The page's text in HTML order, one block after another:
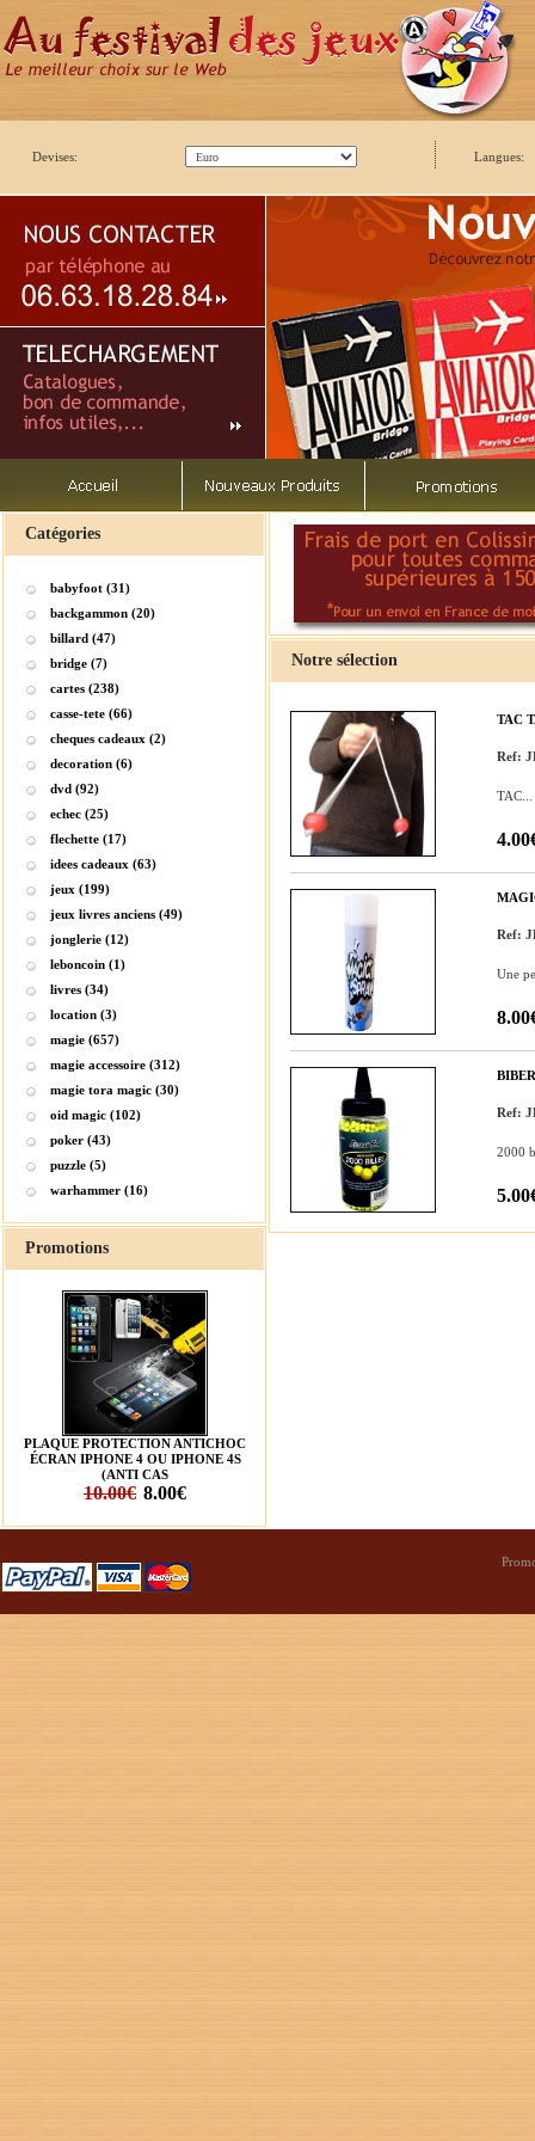
Devises: Langues:
Catégories
babyfoot (31)
backgammon (20)
billard (47)
bridge (7)
cartes (238)
casse-tete (66)
cheques cadeaux (2)
decoration (6)
dvd (92)
echec (25)
flechette (17)
idees cadeaux (63)
jeux (199)
jeux livres anciens (49)
jonglerie (12)
leboncoin (1)
livres (34)
location (3)
magie (657)
magie accessoire (312)
magie tora magic (30)
oid magic (102)
poker (43)
puzzle (5)
warhammer (16)
Promotions
PLAQUE PROTECTION ANTICHOC
ÉCRAN IPHONE 4 OU IPHONE 4S
(ANTI CAS
10.00€ 8.00€
Notre sélection
TAC
Ref:
TAC...
Ref:
Une
Ref:
2000